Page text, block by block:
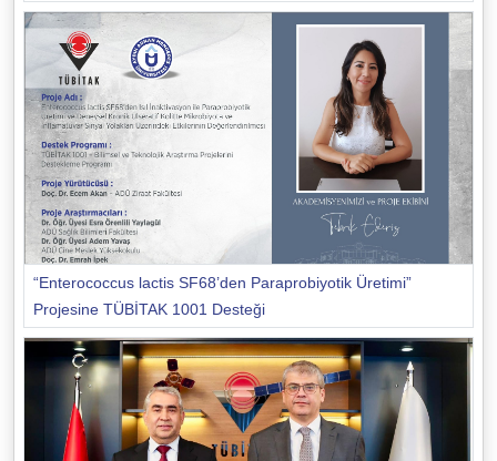
“Enterococcus lactis SF68’den Paraprobiyotik Üretimi”
Projesine TÜBİTAK 1001 Desteği